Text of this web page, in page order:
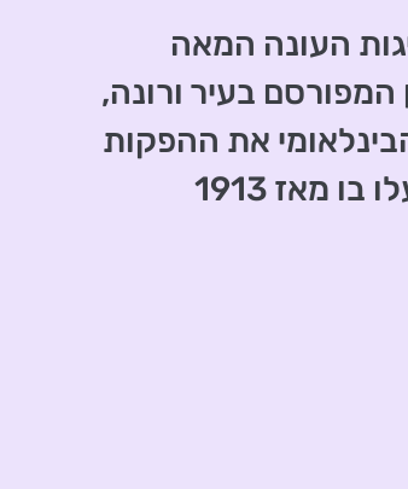
העונה המאה
בעיר ורונה,
את ההפקות
מאז 1913